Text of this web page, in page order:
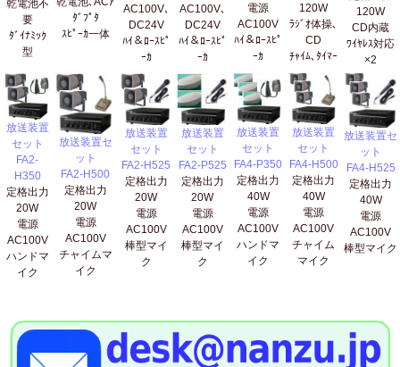
乾電池不
要
ﾀﾞｲﾅﾐｯｸ
型
ﾀﾞﾌﾟﾀ
ｽﾋﾟｰｶ一体
AC100V､
DC24V
ﾊｲ＆ﾛｰｽﾋﾟ
ｰｶ
AC100V､
DC24V
ﾊｲ＆ﾛｰｽﾋﾟ
ｰｶ
電源
AC100V
ﾊｲ＆ﾛｰｽﾋﾟ
ｰｶ
120W
ﾗｼﾞｵ体操､
CD
ﾁｬｲﾑ､ﾀｲﾏｰ
120W
CD内蔵
ﾜｲﾔﾚｽ対応
×2
放送装置
セット
FA2-
H350
定格出力
20W
電源
AC100V
ハンドマ
イク
放送装置セ
ット
FA2-H500
定格出力
20W
電源
AC100V
チャイムマ
イク
放送装置
セット
FA2-H525
定格出力
20W
電源
AC100V
棒型マイ
ク
放送装置
セット
FA2-P525
定格出力
20W
電源
AC100V
棒型マイ
ク
放送装置
セット
FA4-P350
定格出力
40W
電源
AC100V
ハンドマ
イク
放送装置
セット
FA4-H500
定格出力
40W
電源
AC100V
チャイム
マイク
放送装置セ
ット
FA4-H525
定格出力
40W
電源
AC100V
棒型マイク